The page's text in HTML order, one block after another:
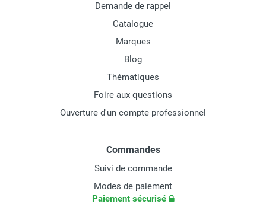
Demande de rappel
Catalogue
Marques
Blog
Thématiques
Foire aux questions
Ouverture d'un compte professionnel
Commandes
Suivi de commande
Modes de paiement
Paiement sécurisé